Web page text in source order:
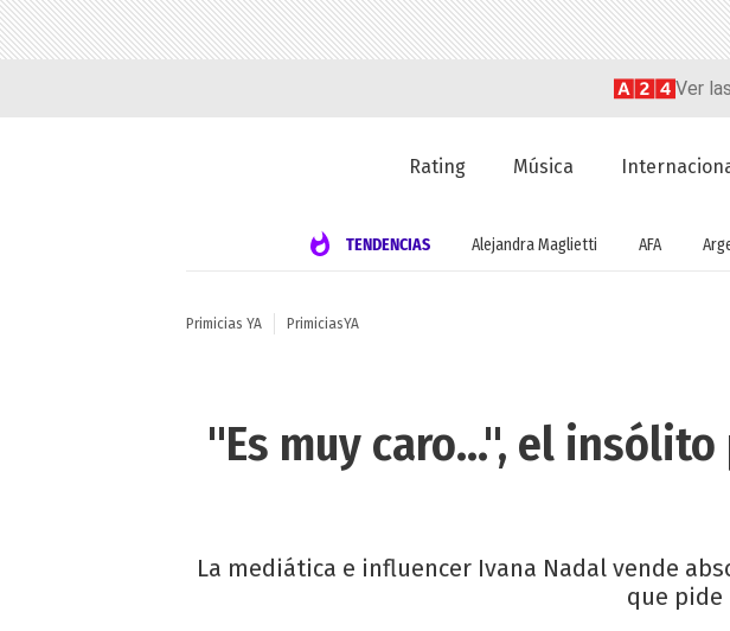
Ver
Rating Música
TENDENCIAS Alejandra Maglietti AFA
Primicias YA PrimiciasYA
"Es muy caro...", el
La mediática e influencer Ivana Nadal vende
que